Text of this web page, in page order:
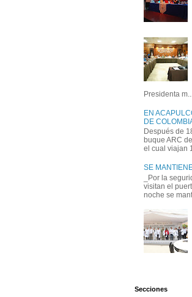
Presidenta
EN
DE
Después de
buque ARC
el cual viajan
SE
_Por la
visitan el
noche se
Secciones